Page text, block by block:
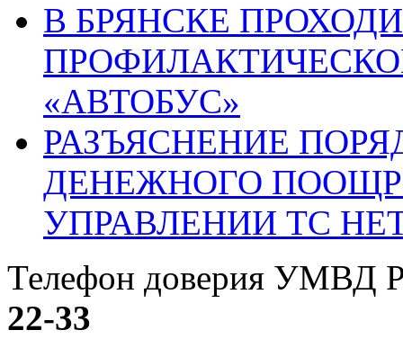
В БРЯНСКЕ
«АВТОБУС»
РАЗЪЯСНЕНИЕ
ДЕНЕЖНОГО
УПРАВЛЕНИИ ТС
Телефон доверия УМВД
22-33